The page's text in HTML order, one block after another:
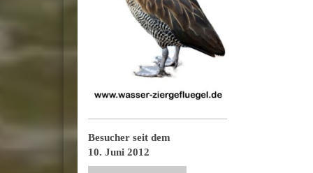
Besucher seit dem
10. Juni 2012